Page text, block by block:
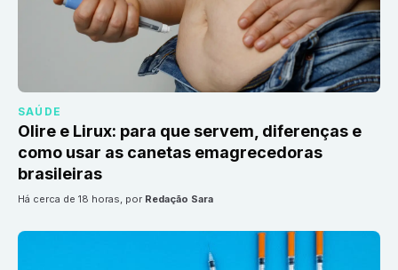
SAÚDE
Olire e Lirux: para que servem, diferenças e
como usar as canetas emagrecedoras
brasileiras
há cerca de 18 horas, por Redação Sara